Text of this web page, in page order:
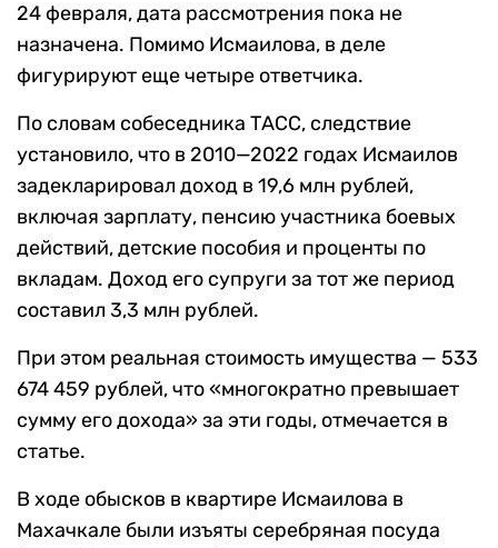
24 февраля, дата рассмотрения пока не
назначена. Помимо Исмаилова, в деле
фигурируют еще четыре ответчика.
По словам собеседника ТАСС, следствие
установило, что в 2010—2022 годах Исмаилов
задекларировал доход в 19,6 млн рублей,
включая зарплату, пенсию участника боевых
действий, детские пособия и проценты по
вкладам. Доход его супруги за тот же период
составил 3,3 млн рублей.
При этом реальная стоимость имущества — 533
674 459 рублей, что «многократно превышает
сумму его дохода» за эти годы, отмечается в
статье.
В ходе обысков в квартире Исмаилова в
Махачкале были изъяты серебряная посуда